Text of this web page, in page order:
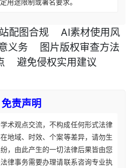
用途限制或署名要求。
配图合规
AI素材使用风
义务
图片版权审查方法
避免侵权实用建议
免责声明
术观点交流，不构成任何形式法律
地域、时效、个案等差异，请勿生
，由此产生的一切法律后果皆由您
律事务需要办理请联系咨询专业执